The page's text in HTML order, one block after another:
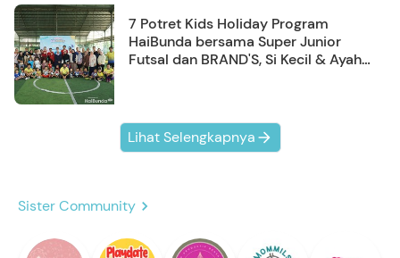
7 Potret Kids Holiday Program
HaiBunda bersama Super Junior
Futsal dan BRAND'S, Si Kecil & Ayah
Lihat Selengkapnya
Sister Community